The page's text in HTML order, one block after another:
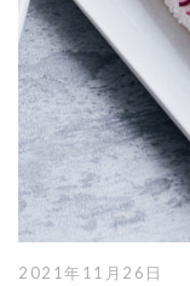
2021年11月26日